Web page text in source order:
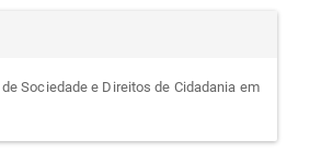
Sociedade e Direitos de Cidadania em